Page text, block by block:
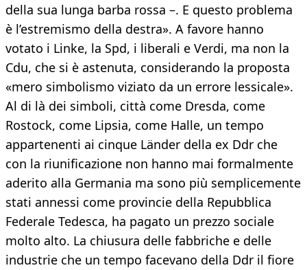
della sua lunga barba rossa –. E questo problema
è l’estremismo della destra». A favore hanno
votato i Linke, la Spd, i liberali e Verdi, ma non la
Cdu, che si è astenuta, considerando la proposta
«mero simbolismo viziato da un errore lessicale».
Al di là dei simboli, città come Dresda, come
Rostock, come Lipsia, come Halle, un tempo
appartenenti ai cinque Länder della ex Ddr che
con la riunificazione non hanno mai formalmente
aderito alla Germania ma sono più semplicemente
stati annessi come provincie della Repubblica
Federale Tedesca, ha pagato un prezzo sociale
molto alto. La chiusura delle fabbriche e delle
industrie che un tempo facevano della Ddr il fiore